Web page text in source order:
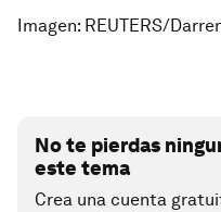
Imagen: REUTERS/
No te pierdas
este tema
Crea una cuenta